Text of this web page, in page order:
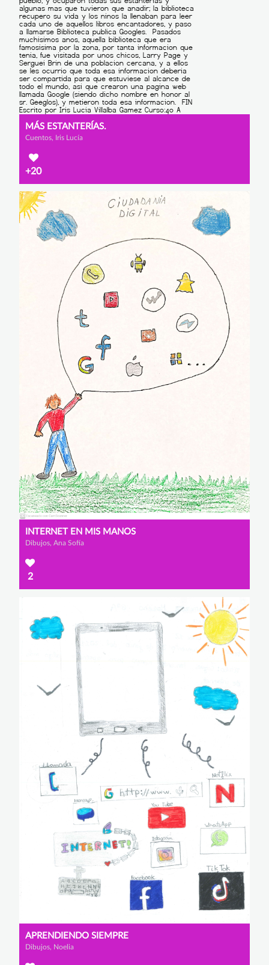
MÁS ESTANTERÍAS.
Cuentos, Iris Lucía
+20
INTERNET EN MIS MANOS
Dibujos, Ana Sofía
2
APRENDIENDO SIEMPRE
Dibujos, Noelia